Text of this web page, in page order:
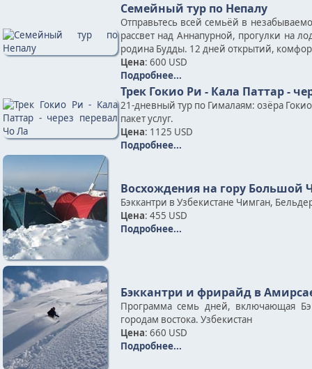
Семейный тур по Непалу
Отправьтесь всей семьёй в
рассвет над Аннапурной, прогулки на
родина Будды. 12 дней открытий,
Цена: 600 USD
Подробнее...
Трек Гокио Ри - Кала Паттар -
21-дневный тур по Гималаям: озёра
пакет услуг.
Цена: 1125 USD
Подробнее...
Восхождения на гору Большой
Бэккантри в Узбекистане Чимган,
Цена: 455 USD
Подробнее...
Бэккантри и фрирайд в
Программа семь дней, включающая
городам востока. Узбекистан
Цена: 660 USD
Подробнее...